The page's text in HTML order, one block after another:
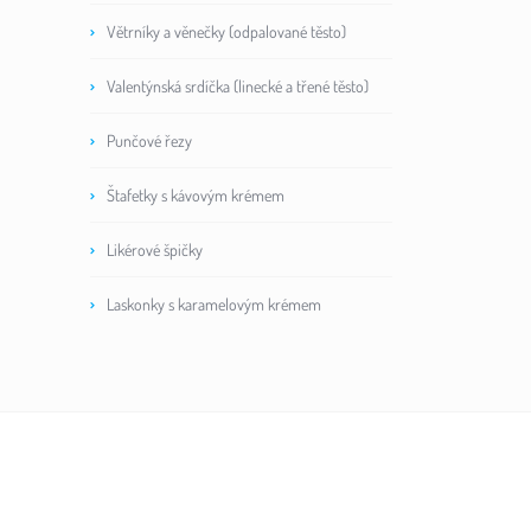
Větrníky a věnečky (odpalované těsto)
Valentýnská srdíčka (linecké a třené těsto)
Punčové řezy
Štafetky s kávovým krémem
Likérové špičky
Laskonky s karamelovým krémem